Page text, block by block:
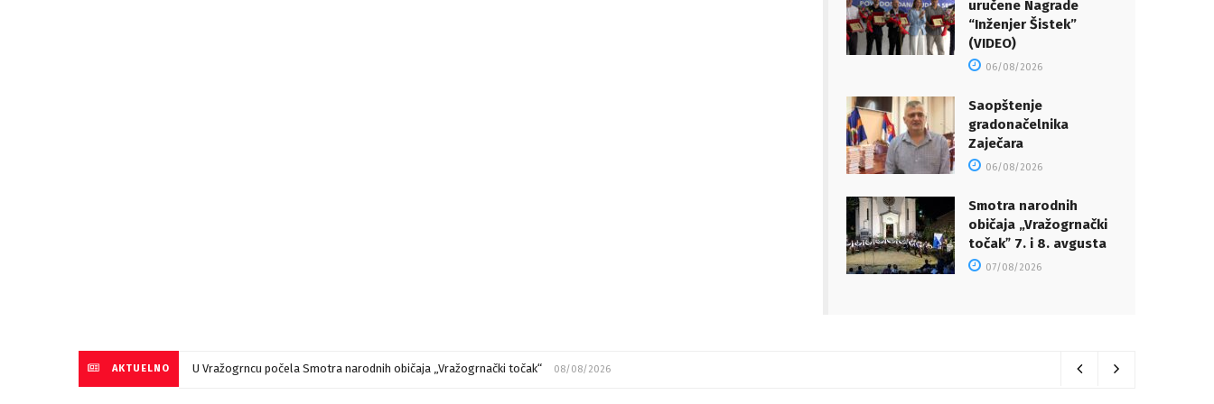
uručene Nagrade
“Inženjer Šistek”
(VIDEO)
06/08/2026
Saopštenje
gradonačelnika
Zaječara
06/08/2026
Smotra narodnih
običaja „Vražogrnački
točakˮ 7. i 8. avgusta
07/08/2026
AKTUELNO U Vražogrncu počela Smotra narodnih običaja „Vražogrnački točak“ 08/08/2026